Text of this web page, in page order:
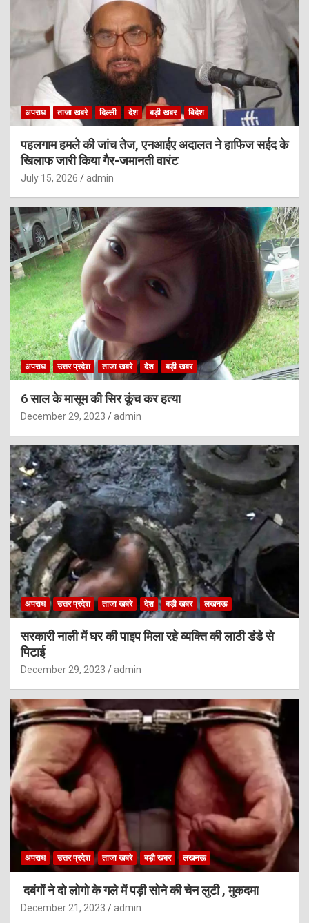
अपराध ताजा खबरे दिल्ली देश बड़ी खबर विदेश
पहलगाम हमले की जांच तेज, एनआईए अदालत ने हाफिज सईद के
खिलाफ जारी किया गैर-जमानती वारंट
July 15, 2026 admin
अपराध उत्तर प्रदेश ताजा खबरे देश बड़ी खबर
6 साल के मासूम की सिर कूंच कर हत्या
December 29, 2023 admin
अपराध उत्तर प्रदेश ताजा खबरे देश बड़ी खबर लखनऊ
सरकारी नाली में घर की पाइप मिला रहे व्यक्ति की लाठी डंडे से
पिटाई
December 29, 2023 admin
अपराध उत्तर प्रदेश ताजा खबरे बड़ी खबर लखनऊ
दबंगों ने दो लोगो के गले में पड़ी सोने की चेन लुटी , मुकदमा
December 21, 2023 admin